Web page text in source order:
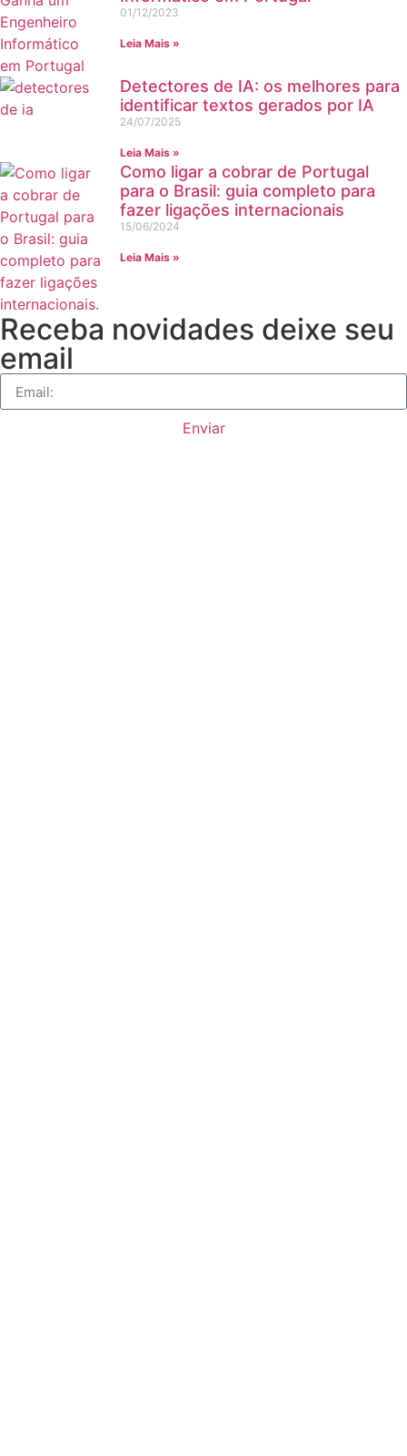
01/12/2023
Leia Mais »
Detectores de IA: os melhores para
identificar textos gerados por IA
24/07/2025
Leia Mais »
Como ligar a cobrar de Portugal
para o Brasil: guia completo para
fazer ligações internacionais
15/06/2024
Leia Mais »
Receba novidades deixe seu
email
Enviar